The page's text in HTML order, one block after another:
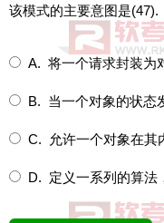
该模式的主要意图是(47).
A. 将一个请求封装为
B. 当一个对象的状态
C. 允许一个对象在其
D. 定义一系列的算法